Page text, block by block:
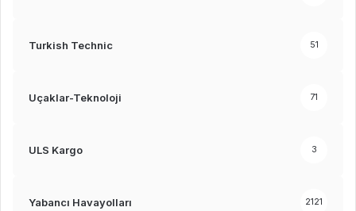
Turkish Technic 51
Uçaklar-Teknoloji 71
ULS Kargo 3
Yabancı Havayolları 2121